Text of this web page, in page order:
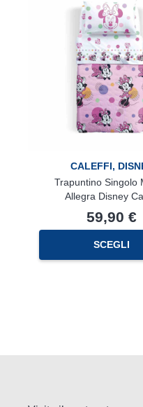
CALEFFI,
Trapuntino Singolo
Allegra Disney
59,90 €
SCEGLI